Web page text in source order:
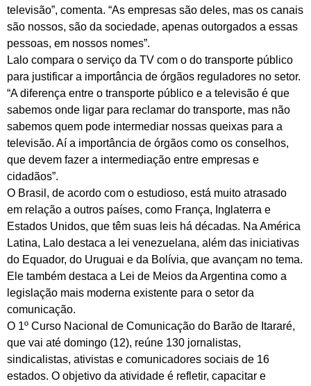
televisão”, comenta. “As empresas são deles, mas os canais
são nossos, são da sociedade, apenas outorgados a essas
pessoas, em nossos nomes”.
Lalo compara o serviço da TV com o do transporte público
para justificar a importância de órgãos reguladores no setor.
“A diferença entre o transporte público e a televisão é que
sabemos onde ligar para reclamar do transporte, mas não
sabemos quem pode intermediar nossas queixas para a
televisão. Aí a importância de órgãos como os conselhos,
que devem fazer a intermediação entre empresas e
cidadãos”.
O Brasil, de acordo com o estudioso, está muito atrasado
em relação a outros países, como França, Inglaterra e
Estados Unidos, que têm suas leis há décadas. Na América
Latina, Lalo destaca a lei venezuelana, além das iniciativas
do Equador, do Uruguai e da Bolívia, que avançam no tema.
Ele também destaca a Lei de Meios da Argentina como a
legislação mais moderna existente para o setor da
comunicação.
O 1º Curso Nacional de Comunicação do Barão de Itararé,
que vai até domingo (12), reúne 130 jornalistas,
sindicalistas, ativistas e comunicadores sociais de 16
estados. O objetivo da atividade é refletir, capacitar e